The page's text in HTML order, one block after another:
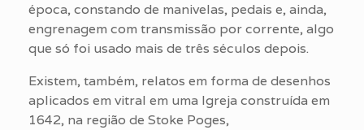
época, constando de manivelas, pedais e, ainda,
engrenagem com transmissão por corrente, algo
que só foi usado mais de três séculos depois.
Existem, também, relatos em forma de desenhos
aplicados em vitral em uma Igreja construída em
1642, na região de Stoke Poges,